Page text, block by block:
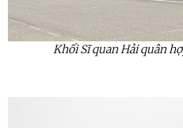
Khối Sĩ quan Hải quân